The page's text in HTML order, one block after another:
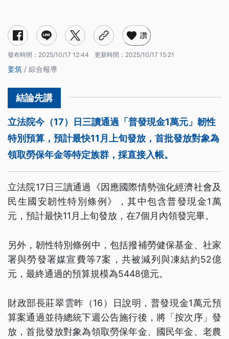
讚
發布時間： 2025/10/17 12:44 更新時間： 2025/10/17 15:21
姜筑 / 綜合報導
立法院今（17）日三讀通過「普發現金1萬元」韌性
特別預算，預計最快11月上旬發放，首批發放對象為
領取勞保年金等特定族群，採直接入帳。
立法院17日三讀通過《因應國際情勢強化經濟社會及
民生國安韌性特別條例》，其中包含普發現金1萬
元，預計最快11月上旬發放，在7個月內領發完畢。
另外，韌性特別條例中，包括撥補勞健保基金、社家
署與勞發署媒宣費等7案，共被減列與凍結約52億
元，最終通過的預算規模為5448億元。
財政部長莊翠雲昨（16）日說明，普發現金1萬元預
算案通過並待總統下週公告施行後，將「按次序」發
放，首批發放對象為領取勞保年金、國民年金、老農